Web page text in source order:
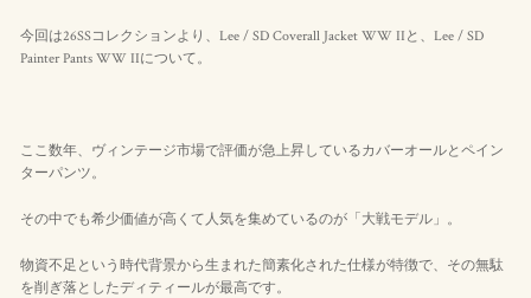
今回は26SSコレクションより、Lee / SD Coverall Jacket WW IIと、Lee / SD
Painter Pants WW IIについて。
ここ数年、ヴィンテージ市場で評価が急上昇しているカバーオールとペイン
ターパンツ。
その中でも希少価値が高くて人気を集めているのが「大戦モデル」。
物資不足という時代背景から生まれた簡素化された仕様が特徴で、その無駄
を削ぎ落としたディティールが最高です。